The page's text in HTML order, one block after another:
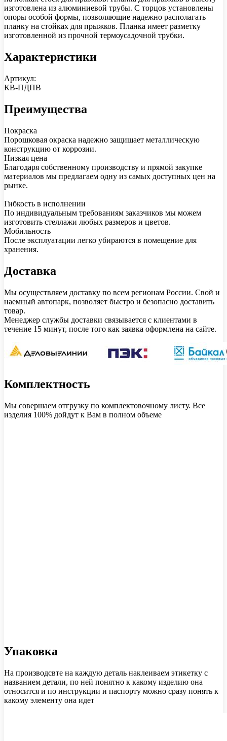
изготовлена из алюминиевой трубы. С торцов установлены
опоры особой формы, позволяющие надежно располагать
планку на стойках для прыжков. Планка имеет разметку
изготовленной из прочной термоусадочной трубки.
Характеристики
Артикул:
КВ-ПДПВ
Преимущества
Покраска
Порошковая окраска надежно защищает металлическую
конструкцию от коррозии.
Низкая цена
Благодаря собственному производству и прямой закупке
материалов мы предлагаем одну из самых доступных цен на
рынке.
Гибкость в исполнении
По индивидуальным требованиям заказчиков мы можем
изготовить стеллажи любых размеров и цветов.
Мобильность
После эксплуатации легко убираются в помещение для
хранения.
Доставка
Мы осуществляем доставку по всем регионам России. Свой и
наемный автопарк, позволяет быстро и безопасно доставить
товар.
Менеджер службы доставки связывается с клиентами в
течение 15 минут, после того как заявка оформлена на сайте.
Комплектность
Мы совершаем отгрузку по комплектовочному листу. Все
изделия 100% дойдут к Вам в полном объеме
Упаковка
На производсвте на каждую деталь наклеиваем этикетку с
названием детали, по ней понятно к какому изделию она
относится и по инструкции и паспорту можно сразу понять к
какому элементу она идет